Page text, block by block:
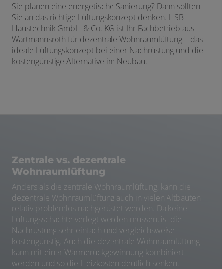
Sie planen eine energetische Sanierung? Dann sollten
Sie an das richtige Lüftungskonzept denken. HSB
Haustechnik GmbH & Co. KG ist Ihr Fachbetrieb aus
Wartmannsroth für dezentrale Wohnraumlüftung – das
ideale Lüftungskonzept bei einer Nachrüstung und die
kostengünstige Alternative im Neubau.
Zentrale vs. dezentrale
Wohnraumlüftung
Anders als die zentrale Wohnraumlüftung, kann die
dezentrale Wohnraumlüftung auch in vielen Altbauten
relativ problemlos nachgerüstet werden. Da keine
Lüftungsschächte verlegt werden müssen, ist die
Nachrüstung sehr einfach und vergleichsweise
kostengünstig. Auch die dezentrale Wohnraumlüftung
kann mit einer Wärmerückgewinnung kombiniert
werden und so die Heizkosten deutlich senken.